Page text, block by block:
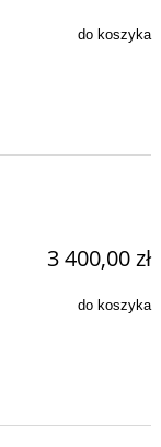
do koszyka
3 400,00 zł
do koszyka